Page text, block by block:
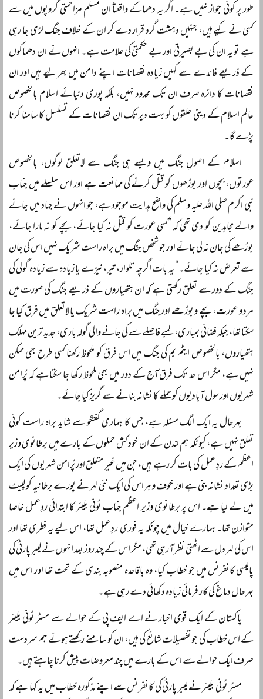
طور پر کوئی جواز نہیں ہے۔ اگر یہ دھماکے واقعتاً ان مسلم مزاحمتی گروپوں میں سے
کسی نے کیے ہیں، جنہیں دہشت گرد قرار دے کر ان کے خلاف جنگ لڑی جا رہی
ہے تو یہ ان کی بے بصیرتی اور بے حکمتی کی علامت ہے۔ انہوں نے ان دھماکوں
کے ذریعے فائدے سے کہیں زیادہ نقصانات اپنے دامن میں بھر لیے ہیں اور ان
نقصانات کا دائرہ صرف ان تک محدود نہیں، بلکہ پوری دنیائے اسلام بالخصوص
عالم اسلام کے دینی حلقوں کو بہت دیر تک ان نقصانات کے تسلسل کا سامنا کرنا
پڑے گا۔
اسلام کے اصولِ جنگ میں ویسے ہی جنگ سے لاتعلق لوگوں، بالخصوص
عورتوں، بچوں اور بوڑھوں کو قتل کرنے کی ممانعت ہے اور اس سلسلے میں جناب
نبی اکرم صلی اللہ علیہ وسلم کی واضح ہدایت موجود ہے، جو انہوں نے جہاد میں جانے
والے مجاہدین کو دی تھی کہ ”کسی عورت کو قتل نہ کیا جائے، بچے کو نہ مارا جائے،
بوڑھے کی جان نہ لی جائے اور جو شخص جنگ میں براہ راست شریک نہیں اس کی جان
سے تعرض نہ کیا جائے۔“ یہ بات اگرچہ تلوار، تیر، نیزے یا زیادہ سے زیادہ گولی کی
جنگ کے دور سے تعلق رکھتی ہے کہ ان ہتھیاروں کے ذریعے جنگ کی صورت میں
مرد و عورت، بچے و بوڑھے اور جنگ میں براہ راست شریک یا لاتعلق میں فرق کیا جا
سکتا تھا، جبکہ فضائی بمباری، لمبے فاصلے سے کی جانے والی گولہ باری، جدید ترین مہلک
ہتھیاروں، بالخصوص ایٹم بم کی جنگ میں اس فرق کو ملحوظ رکھنا کسی طرح بھی ممکن
نہیں ہے، مگر اس حد تک فرق آج کے دور میں بھی ملحوظ رکھا جا سکتا ہے کہ پُرامن
شہریوں اور سول آبادیوں کو حملے کا نشانہ بنانے سے گریز کیا جائے۔
بہرحال یہ ایک الگ مسئلہ ہے، جس کا ہماری گفتگو سے شاید براہ راست کوئی
تعلق نہیں ہے، کیونکہ ہم لندن کے ان خود کش حملوں کے بارے میں برطانوی وزیر
اعظم کے ردِعمل کی بات کر رہے ہیں، جن میں غیر متعلق اور پُرامن شہریوں کی ایک
بڑی تعداد نشانہ بنی ہے اور خوف و ہراس کی ایک نئی لہر نے پورے برطانیہ کو لپیٹ
میں لے لیا ہے۔ اس پر برطانوی وزیر اعظم جناب ٹونی بلیئر کا ابتدائی ردِعمل خاصا
متوازن تھا۔ ہمارے خیال میں چونکہ یہ فوری ردِعمل تھا، اس لیے یہ فطری تھا اور
اس کی لہر دل سے اٹھتی نظر آ رہی تھی، مگر اس کے چند روز بعد انہوں نے لیبر پارٹی کی
پالیسی کانفرنس میں جو خطاب کیا، وہ باقاعدہ منصوبہ بندی کے تحت تھا اور اس میں
بہرحال دماغ کی کار فرمائی زیادہ دکھائی دے رہی ہے۔
پاکستان کے ایک قومی اخبار نے اے ایف پی کے حوالے سے مسٹر ٹونی بلیئر
کے اس خطاب کی جو تفصیلات شائع کی ہیں، ان کو سامنے رکھتے ہوئے ہم سردست
صرف ایک حوالے سے اس کے بارے میں چند معروضات پیش کرنا چاہتے ہیں۔
مسٹر ٹونی بلیئر نے لیبر پارٹی کی کانفرنس سے اپنے مذکورہ خطاب میں یہ کہا ہے کہ